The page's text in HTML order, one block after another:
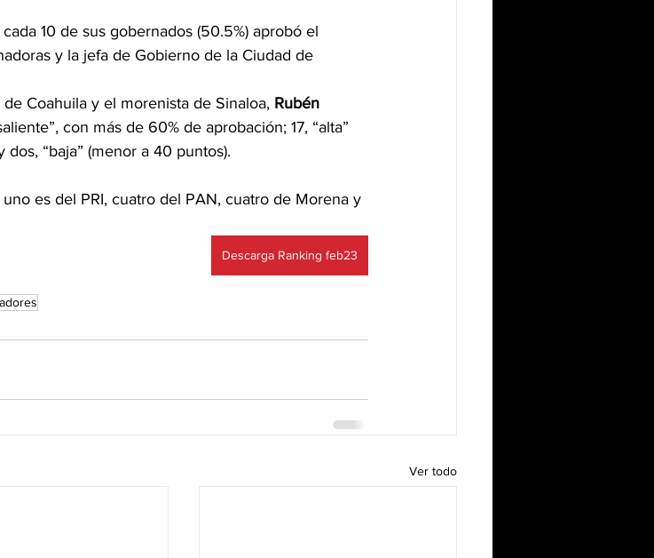
10 de sus gobernados (50.5%) aprobó el
y la jefa de Gobierno de la Ciudad de
de Coahuila y el morenista de Sinaloa, Rubén
con más de 60% de aprobación; 17, “alta”
dos, “baja” (menor a 40 puntos).
es del PRI, cuatro del PAN, cuatro de Morena y
Descarga Ranking feb23
Ver todo